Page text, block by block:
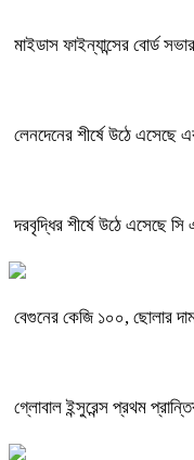
মাইডাস ফাইন্যান্সের বোর্ড
লেনদেনের শীর্ষে উঠে এসেছে
দরবৃদ্ধির শীর্ষে উঠে এসেছে
বেগুনের কেজি ১০০, ছোলার
গ্লোবাল ইন্সুরেন্স প্রথম